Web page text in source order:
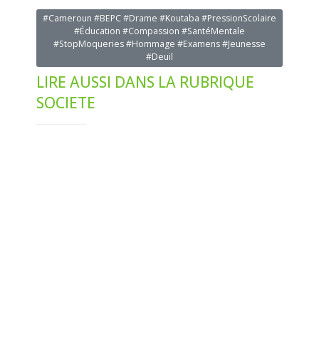
#Cameroun #BEPC #Drame #Koutaba #PressionScolaire
#Éducation #Compassion #SantéMentale
#StopMoqueries #Hommage #Examens #Jeunesse
#Deuil
LIRE AUSSI DANS LA RUBRIQUE
SOCIETE